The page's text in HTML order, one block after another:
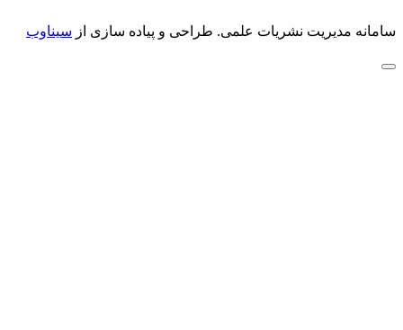
سامانه مدیریت نشریات علمی. طراحی و پیاده سازی از سیناوب